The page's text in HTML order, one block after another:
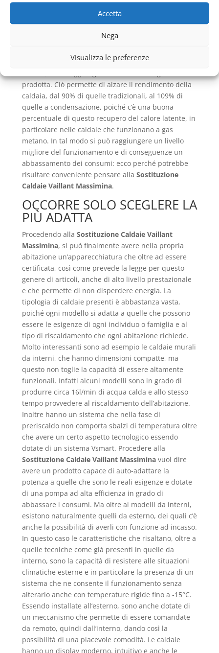
Accetta
Nega
Visualizza le preferenze
combustione, i fumi passando attraverso lo
non avvenga il passaggio al vapore acqueo,
energia termica e pertanto denominata calore
prodotta. Ciò permette di alzare il rendimento della
caldaia, dal 90% di quelle tradizionali, al 109% di
quelle a condensazione, poiché c’è una buona
percentuale di questo recupero del calore latente, in
particolare nelle caldaie che funzionano a gas
metano. In tal modo si può raggiungere un livello
migliore del funzionamento e di conseguenze un
abbassamento dei consumi: ecco perché potrebbe
risultare conveniente pensare alla Sostituzione
Caldaie Vaillant Massimina.
OCCORRE SOLO SCEGLERE LA
PIÙ ADATTA
Procedendo alla Sostituzione Caldaie Vaillant
Massimina, si può finalmente avere nella propria
abitazione un’apparecchiatura che oltre ad essere
certificata, così come prevede la legge per questo
genere di articoli, anche di alto livello prestazionale
e che permette di non disperdere energia. La
tipologia di caldaie presenti è abbastanza vasta,
poiché ogni modello si adatta a quelle che possono
essere le esigenze di ogni individuo o famiglia e al
tipo di riscaldamento che ogni abitazione richiede.
Molto interessanti sono ad esempio le caldaie murali
da interni, che hanno dimensioni compatte, ma
questo non toglie la capacità di essere altamente
funzionali. Infatti alcuni modelli sono in grado di
produrre circa 16l/min di acqua calda e allo stesso
tempo provvedere al riscaldamento dell’abitazione.
Inoltre hanno un sistema che nella fase di
preriscaldo non comporta sbalzi di temperatura oltre
che avere un certo aspetto tecnologico essendo
dotate di un sistema Vsmart. Procedere alla
Sostituzione Caldaie Vaillant Massiminavuol dire
avere un prodotto capace di auto-adattare la
potenza a quelle che sono le reali esigenze e dotate
di una pompa ad alta efficienza in grado di
abbassare i consumi. Ma oltre ai modelli da interni,
esistono naturalmente quelli da esterno, dei quali c’è
anche la possibilità di averli con funzione ad incasso.
In questo caso le caratteristiche che risaltano, oltre a
quelle tecniche come già presenti in quelle da
interno, sono la capacità di resistere alle situazioni
climatiche esterne e in particolare la presenza di un
sistema che ne consente il funzionamento senza
alterarlo anche con temperature rigide fino a -15°C.
Essendo installate all’esterno, sono anche dotate di
un meccanismo che permette di essere comandate
da remoto, quindi dall’interno, dando così la
possibilità di una piacevole comodità. Le caldaie
hanno un display moderno, intuitivo e anche le